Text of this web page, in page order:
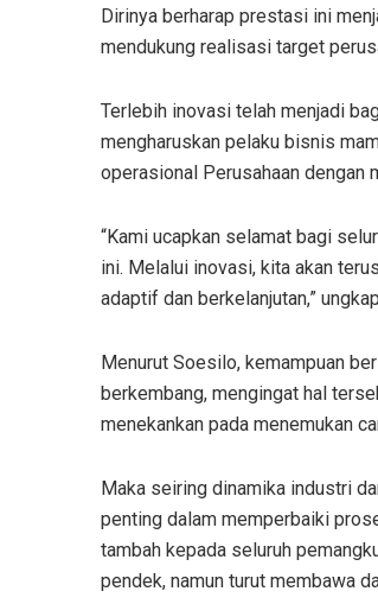
Dirinya berharap prestasi ini
mendukung realisasi target
Terlebih inovasi telah menjadi
mengharuskan pelaku bisnis
operasional Perusahaan dengan
“Kami ucapkan selamat bagi
ini. Melalui inovasi, kita akan
adaptif dan berkelanjutan,”
Menurut Soesilo, kemampuan
berkembang, mengingat hal
menekankan pada menemukan
Maka seiring dinamika industri
penting dalam memperbaiki
tambah kepada seluruh
pendek, namun turut membawa